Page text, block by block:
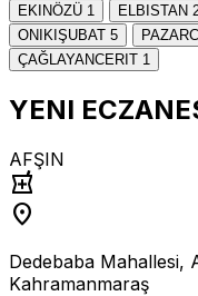
EKINÖZÜ 1 ELBISTAN
ONIKIŞUBAT 5
ÇAĞLAYANCERIT 1
YENI
AFŞIN
local_pharmacy
location_on
Dedebaba Mahallesi,
Kahramanmaraş